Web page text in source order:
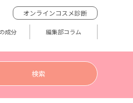
オンラインコスメ診断
成分 編集部コラム